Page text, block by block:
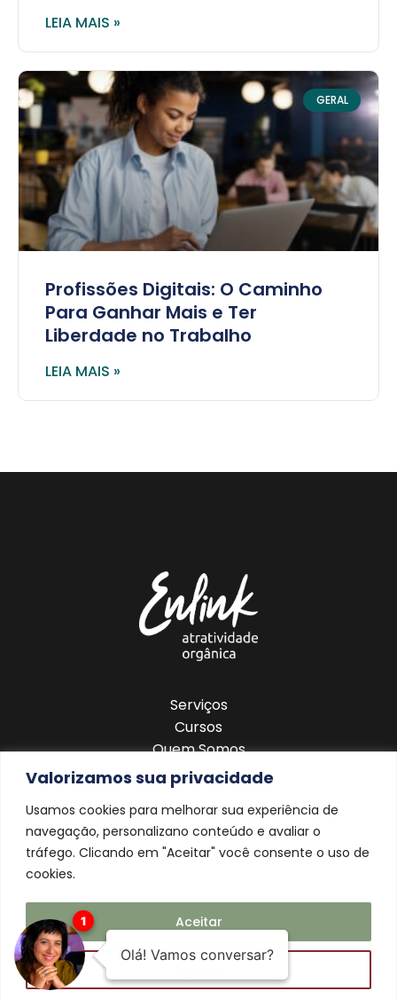
Valorizamos sua privacidade
Usamos cookies para melhorar sua experiência de
navegação, personalizano conteúdo e avaliar o
tráfego. Clicando em "Aceitar" você consente o uso de
cookies.
Aceitar
LEIA MAIS »
GERAL
Profissões Digitais: O Caminho
Para Ganhar Mais e Ter
Liberdade no Trabalho
LEIA MAIS »
Serviços
Cursos
Quem Somos
Blog
Contato
©2026 Todos os direitos reservados.